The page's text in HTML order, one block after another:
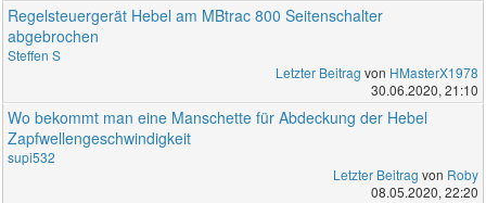
Regelsteuergerät Hebel am MBtrac 800 Seitenschalter
abgebrochen
Steffen S
Letzter Beitrag von HMasterX1978
30.06.2020, 21:10
Wo bekommt man eine Manschette für Abdeckung der Hebel
Zapfwellengeschwindigkeit
supi532
Letzter Beitrag von Roby
08.05.2020, 22:20